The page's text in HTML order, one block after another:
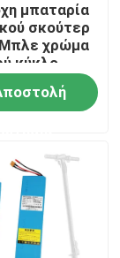
μπαταρία
σκούτερ
χρώμα
κύκλο
τάση